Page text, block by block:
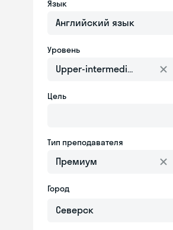
Язык
Английский язык
Уровень
Upper-intermediate
Цель
Тип преподавателя
Премиум
Город